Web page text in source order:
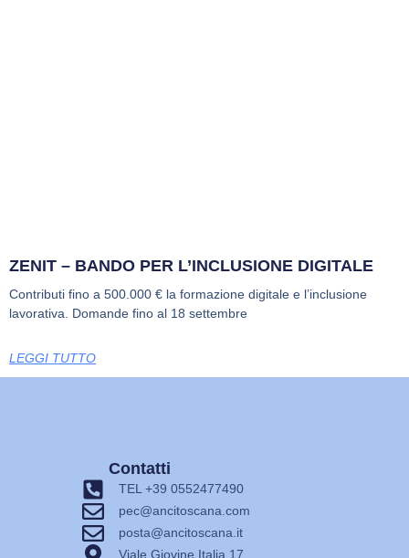
ZENIT – BANDO PER L’INCLUSIONE DIGITALE
Contributi fino a 500.000 € la formazione digitale e l’inclusione
lavorativa. Domande fino al 18 settembre
LEGGI TUTTO
Contatti
TEL +39 0552477490
pec@ancitoscana.com
posta@ancitoscana.it
Viale Giovine Italia 17